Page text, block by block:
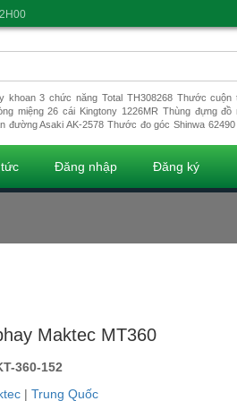
khoan 3 chức năng Total TH308268 Thước cuộn
miệng 26 cái Kingtony 1226MR Thùng đựng đồ
đường Asaki AK-2578 Thước đo góc Shinwa 62490
Đăng nhập Đăng ký
Maktec MT360
360-152
|Trung Quốc